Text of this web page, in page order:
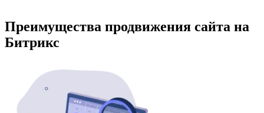
Преимущества продвижения сайта на
Битрикс